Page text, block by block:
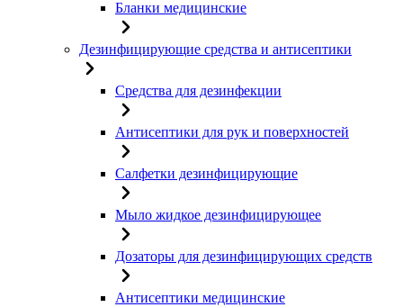
Бланки медицинские
Дезинфицирующие средства и антисептики
Средства для дезинфекции
Антисептики для рук и поверхностей
Салфетки дезинфицирующие
Мыло жидкое дезинфицирующее
Дозаторы для дезинфицирующих средств
Антисептики медицинские